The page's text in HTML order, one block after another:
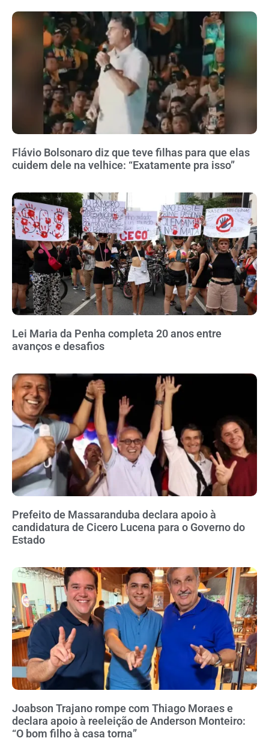
Flávio Bolsonaro diz que teve filhas para que elas
cuidem dele na velhice: “Exatamente pra isso”
Lei Maria da Penha completa 20 anos entre
avanços e desafios
Prefeito de Massaranduba declara apoio à
candidatura de Cicero Lucena para o Governo do
Estado
Joabson Trajano rompe com Thiago Moraes e
declara apoio à reeleição de Anderson Monteiro:
“O bom filho à casa torna”